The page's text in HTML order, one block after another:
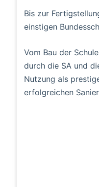
Bis zur
einstigen
Vom Bau der
durch die SA und
Nutzung als
erfolgreichen